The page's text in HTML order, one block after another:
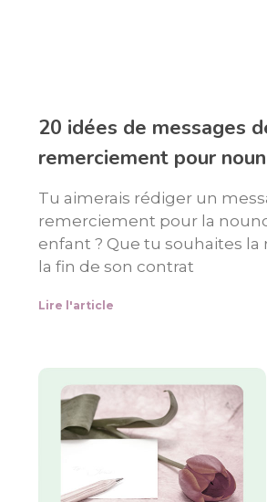
20 idées de messages
remerciement pour
Tu aimerais rédiger un
remerciement pour la
enfant ? Que tu souhaites la
la fin de son contrat
Lire l'article